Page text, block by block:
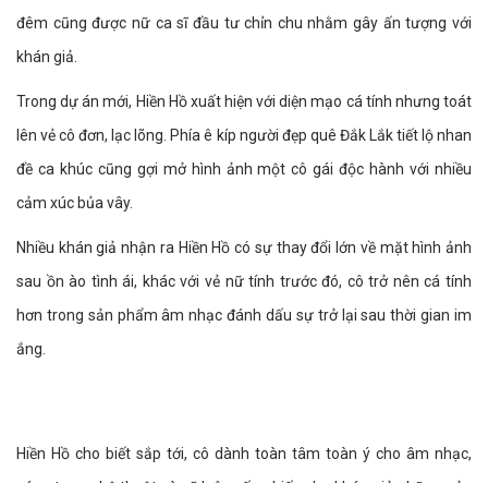
đêm cũng được nữ ca sĩ đầu tư chỉn chu nhằm gây ấn tượng với
khán giả.
Trong dự án mới, Hiền Hồ xuất hiện với diện mạo cá tính nhưng toát
lên vẻ cô đơn, lạc lõng. Phía ê kíp người đẹp quê Đắk Lắk tiết lộ nhan
đề ca khúc cũng gợi mở hình ảnh một cô gái độc hành với nhiều
cảm xúc bủa vây.
Nhiều khán giả nhận ra Hiền Hồ có sự thay đổi lớn về mặt hình ảnh
sau ồn ào tình ái, khác với vẻ nữ tính trước đó, cô trở nên cá tính
hơn trong sản phẩm âm nhạc đánh dấu sự trở lại sau thời gian im
ắng.
Hiền Hồ cho biết sắp tới, cô dành toàn tâm toàn ý cho âm nhạc,